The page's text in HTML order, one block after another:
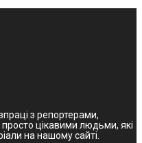
з репортерами,
цікавими людьми, які
на нашому сайті.